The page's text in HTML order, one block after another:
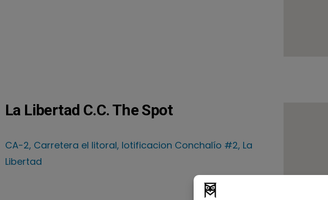
La Libertad C.C. The Spot
CA-2, Carretera el litoral, lotificacion Conchalío #2, La
Libertad